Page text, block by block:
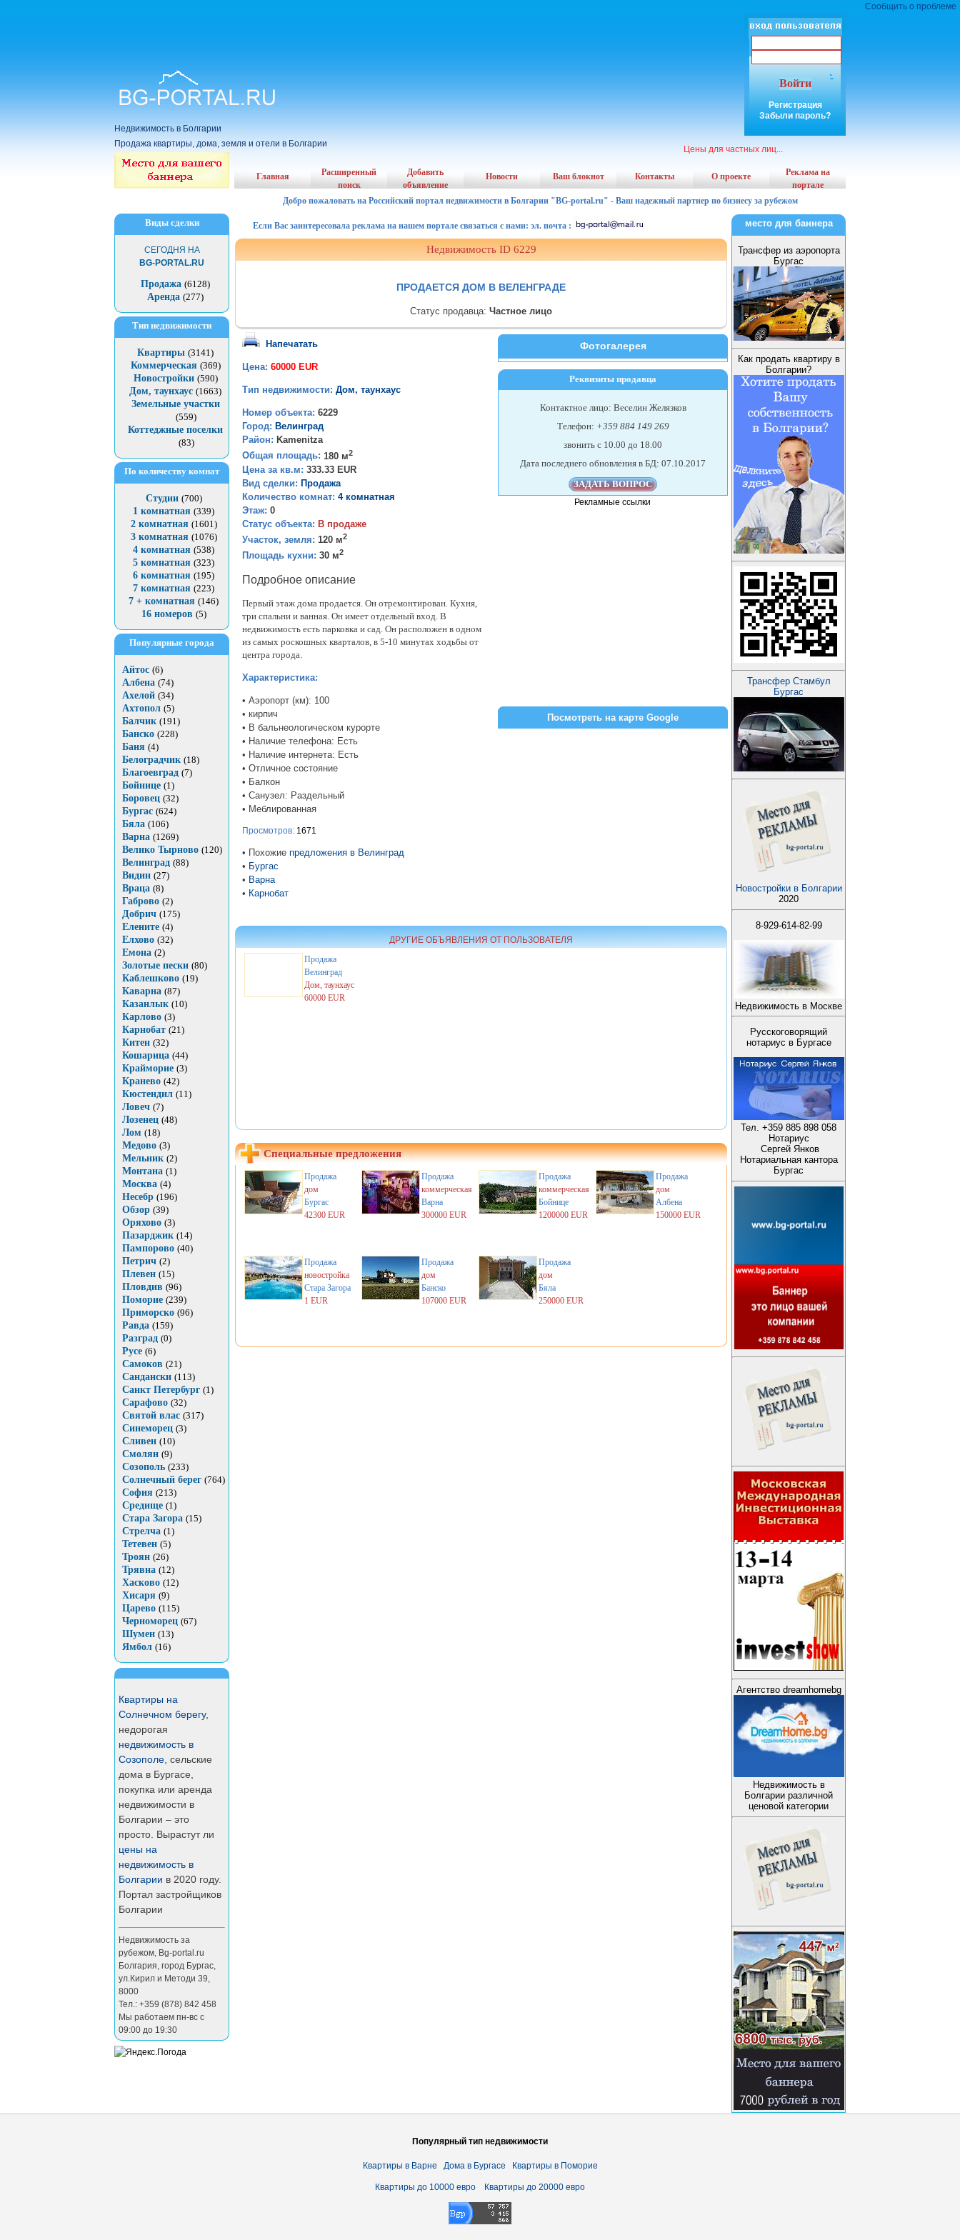
Сообщить о проблеме
Войти
Регистрация
Забыли пароль?
Цены для частных лиц...
Недвижимость в Болгарии
Продажа квартиры, дома, земля и отели в Болгарии
Виды сделки
СЕГОДНЯ НА
BG-PORTAL.RU
Продажа (6128)
Аренда (277)
Тип недвижимости
Квартиры (3141)
Коммерческая (369)
Новостройки (590)
Дом, таунхаус (1663)
Земельные участки
(559)
Коттеджные поселки
(83)
По количеству комнат
Студии (700)
1 комнатная (339)
2 комнатная (1601)
3 комнатная (1076)
4 комнатная (538)
5 комнатная (323)
6 комнатная (195)
7 комнатная (223)
7 + комнатная (146)
16 номеров (5)
Популярные города
Айтос (6)
Албена (74)
Ахелой (34)
Ахтопол (5)
Балчик (191)
Банско (228)
Баня (4)
Белоградчик (18)
Благоевград (7)
Бойнице (1)
Боровец (32)
Бургас (624)
Бяла (106)
Варна (1269)
Велико Тырново (120)
Велинград (88)
Видин (27)
Враца (8)
Габрово (2)
Добрич (175)
Елените (4)
Елхово (32)
Емона (2)
Золотые пески (80)
Каблешково (19)
Каварна (87)
Казанлык (10)
Карлово (3)
Карнобат (21)
Китен (32)
Кошарица (44)
Крайморие (3)
Кранево (42)
Кюстендил (11)
Ловеч (7)
Лозенец (48)
Лом (18)
Медово (3)
Мельник (2)
Монтана (1)
Москва (4)
Несебр (196)
Обзор (39)
Оряхово (3)
Пазарджик (14)
Пампорово (40)
Петрич (2)
Плевен (15)
Пловдив (96)
Поморие (239)
Приморско (96)
Равда (159)
Разград (0)
Русе (6)
Самоков (21)
Сандански (113)
Санкт Петербург (1)
Сарафово (32)
Святой влас (317)
Синеморец (3)
Сливен (10)
Смолян (9)
Созополь (233)
Солнечный берег (764)
София (213)
Средище (1)
Стара Загора (15)
Стрелча (1)
Тетевен (5)
Троян (26)
Трявна (12)
Хасково (12)
Хисаря (9)
Царево (115)
Черноморец (67)
Шумен (13)
Ямбол (16)
Квартиры на
Солнечном берегу,
недорогая
недвижимость в
Созополе , сельские
дома в Бургасе,
покупка или аренда
недвижимости в
Болгарии – это
просто. Вырастут ли
цены на
недвижимость в
Болгарии в 2020 году.
Портал застройщиков
Болгарии
Недвижимость за
рубежом, Bg-portal.ru
Болгария, город Бургас,
ул.Кирил и Методи 39,
8000
Тел.: +359 (878) 842 458
Мы работаем пн-вс с
09:00 до 19:30
Главная
Расширенный
поиск
Добавить
объявление
Новости Ваш блокнот Контакты О проекте
Реклама на
портале
Добро пожаловать на Российский портал недвижимости в Болгарии "BG-portal.ru" - Ваш надежный партнер по бизнесу за рубежом
Если Вас заинтересовала реклама на нашем портале связаться с нами: эл. почта :
Недвижимость ID 6229
ПРОДАЕТСЯ ДОМ В ВЕЛЕНГРАДЕ
Статус продавца: Частное лицо
Фотогалерея
Реквизиты продавца
Контактное лицо: Веселин Желязков
Телефон: +359 884 149 269
звонить c 10.00 до 18.00
Дата последнего обновления в БД: 07.10.2017
Рекламные ссылки
Посмотреть на карте Google
Напечатать
Цена: 60000 EUR
Тип недвижимости: Дом, таунхаус
Номер объекта: 6229
Город: Велинград
Район: Kamenitza
Общая площадь: 180 м2
Цена за кв.м: 333.33 EUR
Вид сделки: Продажа
Количество комнат: 4 комнатная
Этаж: 0
Статус объекта: В продаже
Участок, земля: 120 м2
Площадь кухни: 30 м2
Подробное описание
Первый этаж дома продается. Он отремонтирован. Кухня,
три спальни и ванная. Он имеет отдельный вход. В
недвижимость есть парковка и сад. Он расположен в одном
из самых роскошных кварталов, в 5-10 минутах ходьбы от
центра города.
Характеристика:
• Аэропорт (км): 100
• кирпич
• В бальнеологическом курорте
• Наличие телефона: Есть
• Наличие интернета: Есть
• Отличное состояние
• Балкон
• Санузел: Раздельный
• Меблированная
Просмотров: 1671
• Похожие предложения в Велинград
• Бургас
• Варна
• Карнобат
ДРУГИЕ ОБЪЯВЛЕНИЯ ОТ ПОЛЬЗОВАТЕЛЯ
Продажа
Велинград
Дом, таунхаус
60000 EUR
Специальные предложения
Продажа
дом
Бургас
42300 EUR
Продажа
коммерческая
Варна
300000 EUR
Продажа
коммерческая
Бойнице
1200000 EUR
Продажа
дом
Албена
150000 EUR
Продажа
новостройка
Стара Загора
1 EUR
Продажа
дом
Банско
107000 EUR
Продажа
дом
Бяла
250000 EUR
место для баннера
Трансфер из аэропорта
Бургас
Как продать квартиру в
Болгарии?
Трансфер Стамбул
Бургас
Новостройки в Болгарии
2020
8-929-614-82-99
Недвижимость в Москве
Русскоговорящий
нотариус в Бургасе
Тел. +359 885 898 058
Нотариус
Сергей Янков
Нотариальная кантора
Бургас
Агентство dreamhomebg
Недвижимость в
Болгарии различной
ценовой категории
Популярный тип недвижимости
Квартиры в Варне Дома в Бургасе Квартиры в Поморие
Квартиры до 10000 евро Квартиры до 20000 евро